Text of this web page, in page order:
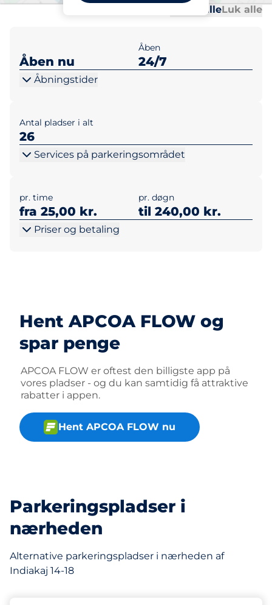
Udvid alleLuk alle
Åben nu
Åben
24/7
Åbningstider
Antal pladser i alt
26
Services på parkeringsområdet
pr. time
fra 25,00 kr.
pr. døgn
til 240,00 kr.
Priser og betaling
Hent APCOA FLOW og
spar penge
APCOA FLOW er oftest den billigste app på
vores pladser - og du kan samtidig få attraktive
rabatter i appen.
Hent APCOA FLOW nu
Parkeringspladser i
nærheden
Alternative parkeringspladser i nærheden af
Indiakaj 14-18